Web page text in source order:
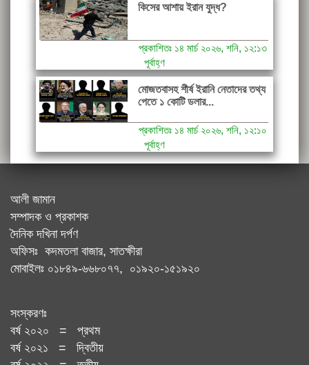
কিসের আশায় ইরান যুদ্ধ?
প্রকাশিতঃ ১৪ মার্চ ২০২৬, শনি, ১২:১৩
পূর্বাহ্ণ
মোজতবাসহ শীর্ষ ইরানি নেতাদের তথ্য
পেতে ১ কোটি ডলার...
প্রকাশিতঃ ১৪ মার্চ ২০২৬, শনি, ১২:১০
পূর্বাহ্ণ
আলী জামান
সম্পাদক ও প্রকাশক
দৈনিক দখিনা দর্পণ
অফিসঃ কদমতলা বাজার, সাতক্ষীরা
মোবাইলঃ ০১৮৪৯-৬৬৮০৭৭, ০১৯২০-১৫১৯২০
সংস্করণঃ
বর্ষ ২০২০ = প্রথম
বর্ষ ২০২১ = দ্বিতীয়